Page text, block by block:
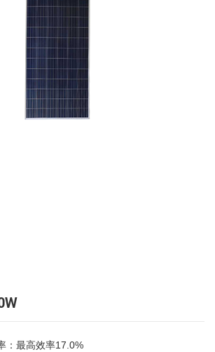
：最高效率17.0%